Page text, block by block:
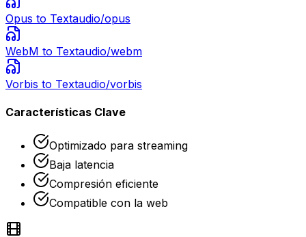
Opus to Textaudio/opus
WebM to Textaudio/webm
Vorbis to Textaudio/vorbis
Características Clave
Optimizado para streaming
Baja latencia
Compresión eficiente
Compatible con la web